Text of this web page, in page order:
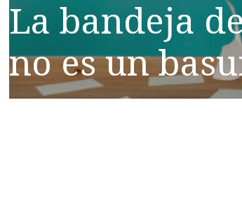
La bandeja
no es un